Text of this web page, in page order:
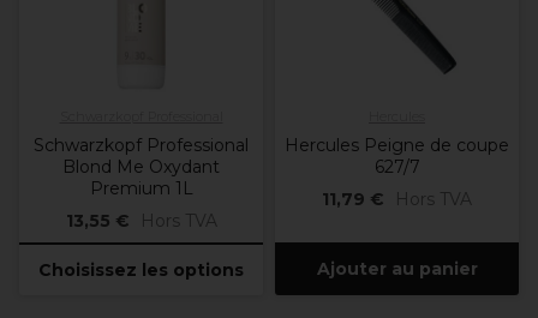
Schwarzkopf Professional
Blond Me Oxydant
Premium 1L
13,55 €
Hors TVA
Choisissez les options
Hercules Peigne de coupe
627/7
11,79 €
Hors TVA
Ajouter au panier